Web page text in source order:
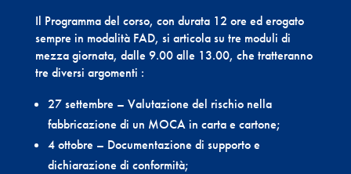
Il Programma del corso, con durata 12 ore ed erogato
sempre in modalità FAD, si articola su tre moduli di
mezza giornata, dalle 9.00 alle 13.00, che tratteranno
tre diversi argomenti :
27 settembre – Valutazione del rischio nella
fabbricazione di un MOCA in carta e cartone;
4 ottobre – Documentazione di supporto e
dichiarazione di conformità;